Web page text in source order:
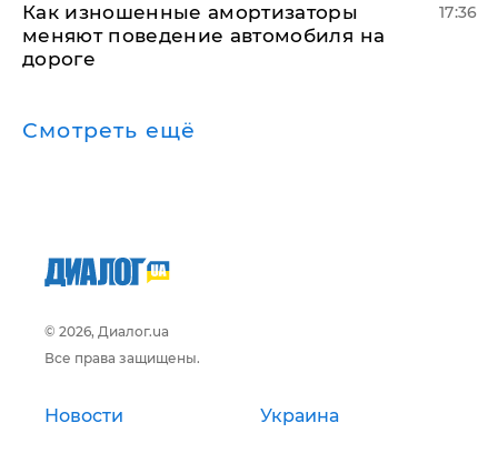
Как изношенные амортизаторы
меняют поведение автомобиля на
дороге
17:36
Смотреть ещё
© 2026, Диалог.ua
Все права защищены.
Новости Украина